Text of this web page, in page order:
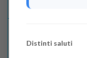
Indica il
Distinti saluti